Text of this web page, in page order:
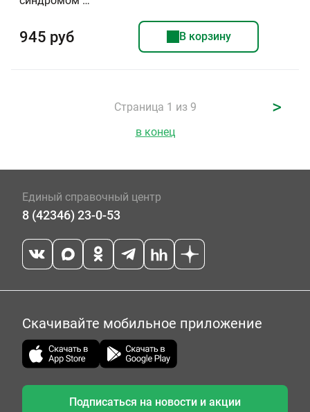
945 руб В корзину
Страница 1 из 9 >
в конец
Единый справочный центр
8 (42346) 23-0-53
Скачивайте мобильное приложение
Подписаться на новости и акции